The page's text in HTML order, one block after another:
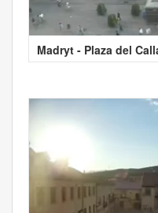
Madryt - Plaza del